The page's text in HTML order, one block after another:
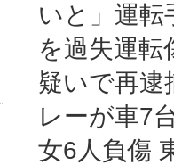
いと」運転
を過失運転
疑いで再
レーが車7
女6人負傷